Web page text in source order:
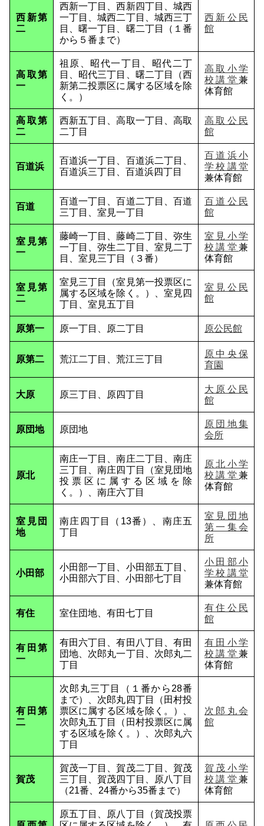
西新第
二
西新一丁目、西新四丁目、城西
一丁目、城西二丁目、城西三丁
目、曙一丁目、曙二丁目（１番
から５番まで）
西新公民
館
高取第
一
祖原、昭代一丁目、昭代二丁
目、昭代三丁目、曙二丁目（西
新第二投票区に属する区域を除
く。）
高取小学
校講堂 兼
体育館
高取第
二
西新五丁目、高取一丁目、高取
二丁目
高取公民
館
百道浜
百道浜一丁目、百道浜二丁目、
百道浜三丁目、百道浜四丁目
百道浜小
学校講堂
兼体育館
百道
百道一丁目、百道二丁目、百道
三丁目、室見一丁目
百道公民
館
室見第
一
藤崎一丁目、藤崎二丁目、弥生
一丁目、弥生二丁目、室見二丁
目、室見三丁目（３番）
室見小学
校講堂 兼
体育館
室見第
二
室見三丁目（室見第一投票区に
属する区域を除く。）、室見四
丁目、室見五丁目
室見公民
館
原第一 原一丁目、原二丁目 原公民館
原第二 荒江二丁目、荒江三丁目
原中央保
育園
大原 原三丁目、原四丁目
大原公民
館
原団地 原団地
原団地集
会所
原北
南庄一丁目、南庄二丁目、南庄
三丁目、南庄四丁目（室見団地
投票区に属する区域を除
く。）、南庄六丁目
原北小学
校講堂 兼
体育館
室見団
地
南庄四丁目（13番）、南庄五
丁目
室見団地
第一集会
所
小田部
小田部一丁目、小田部五丁目、
小田部六丁目、小田部七丁目
小田部小
学校講堂
兼体育館
有住 室住団地、有田七丁目
有住公民
館
有田第
一
有田六丁目、有田八丁目、有田
団地、次郎丸一丁目、次郎丸二
丁目
有田小学
校講堂 兼
体育館
有田第
二
次郎丸三丁目（１番から28番
まで）、次郎丸四丁目（田村投
票区に属する区域を除く。）、
次郎丸五丁目（田村投票区に属
する区域を除く。）、次郎丸六
丁目
次郎丸会
館
賀茂
賀茂一丁目、賀茂二丁目、賀茂
三丁目、賀茂四丁目、原八丁目
（21番、24番から35番まで）
賀茂小学
校講堂 兼
体育館
原五丁目、原八丁目（賀茂投票